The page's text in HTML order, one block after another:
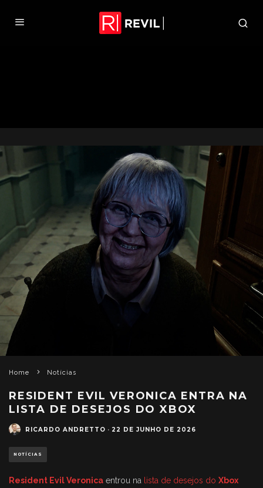
Home Notícias
RESIDENT EVIL VERONICA ENTRA NA
LISTA DE DESEJOS DO XBOX
RICARDO ANDRETTO · 22 DE JUNHO DE 2026
NOTÍCIAS
Resident Evil Veronica entrou na lista de desejos do Xbox